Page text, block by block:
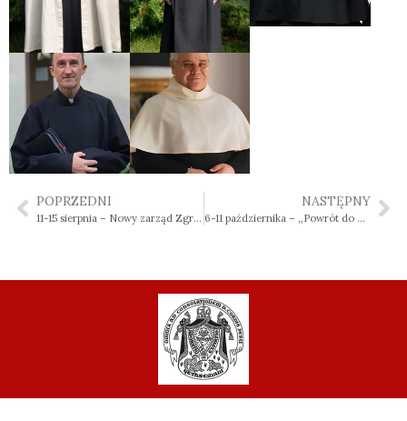
POPRZEDNI
11-15 sierpnia – Nowy zarząd Zgromadzenia Braci Pocieszycieli z Getsemani
NASTĘPNY
6-11 października – ,,Powrót do gniazda”